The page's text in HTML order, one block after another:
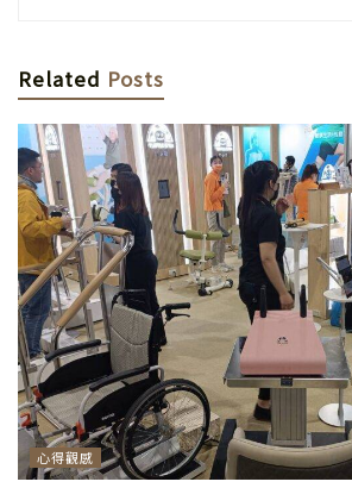
Related Posts
心得觀感